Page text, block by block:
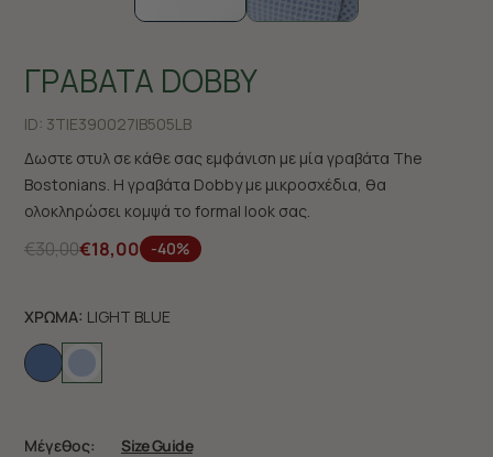
ΓΡΑΒΑΤΑ DOBBY
ID: 3TIE390027|B505LB
Δωστε στυλ σε κάθε σας εμφάνιση με μία γραβάτα The
Bostonians. Η γραβάτα Dobby με μικροσχέδια, θα
ολοκληρώσει κομψά το formal look σας.
€30,00€18,00 -40%
ΧΡΩΜΑ: LIGHT BLUE
Μέγεθος: Size Guide